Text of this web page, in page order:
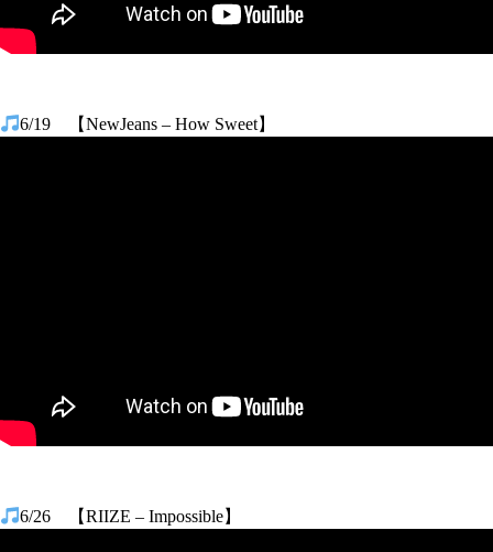
6/19 【NewJeans – How Sweet】
6/26 【RIIZE – Impossible】